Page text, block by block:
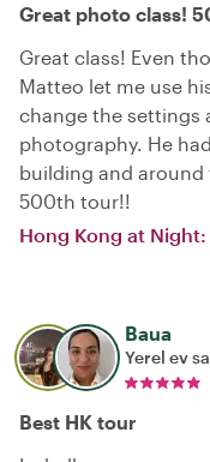
Great photo class!
Great class! Even
Matteo let me use
change the settings
photography. He
building and around
500th tour!!
Hong Kong at
Baua
Yerel ev
Best HK tour